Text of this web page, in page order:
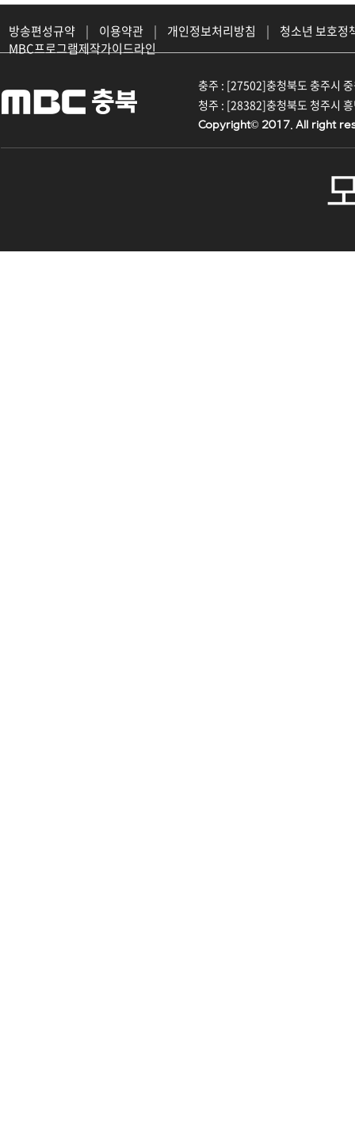
방송편성규약 | 이용약관 | 개인정보처리방침 |
청소년 보호정
MBC프로그램제작가이드라인
충주 : [27502]충청북도 충주시
청주 : [28382]충청북도 청주시
Copyright© 2017. All right